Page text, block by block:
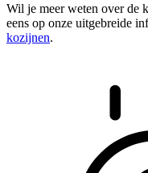
Wil je meer weten over de
eens op onze uitgebreide
kozijnen.